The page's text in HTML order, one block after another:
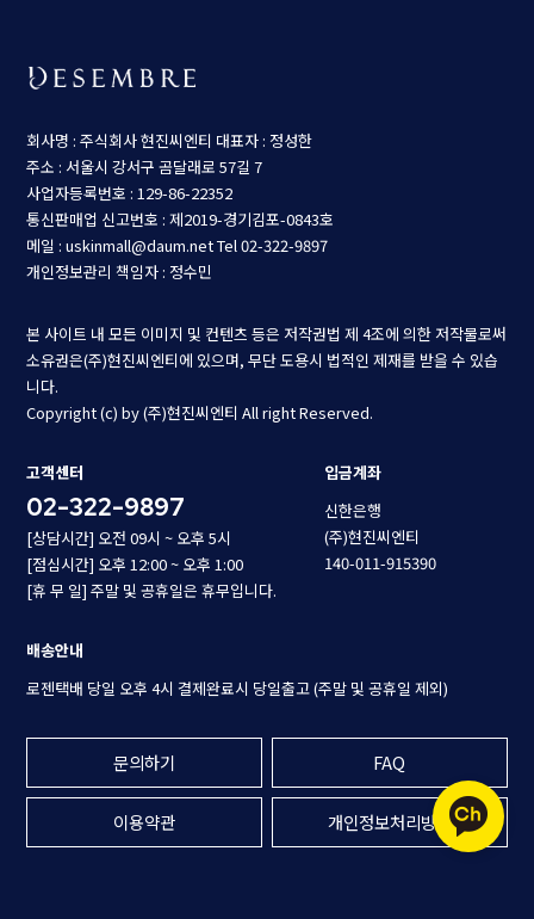
회사명 : 주식회사 현진씨엔티 대표자 : 정성한
주소 : 서울시 강서구 곰달래로 57길 7
사업자등록번호 : 129-86-22352
통신판매업 신고번호 : 제2019-경기김포-0843호
메일 : uskinmall@daum.netTel 02-322-9897
개인정보관리 책임자 : 정수민
본 사이트 내 모든 이미지 및 컨텐츠 등은 저작권법 제 4조에 의한 저작물로써
소유권은(주)현진씨엔티에 있으며, 무단 도용시 법적인 제재를 받을 수 있습
니다.
Copyright (c) by (주)현진씨엔티 All right Reserved.
고객센터
02-322-9897
[상담시간] 오전 09시 ~ 오후 5시
[점심시간] 오후 12:00 ~ 오후 1:00
[휴 무 일] 주말 및 공휴일은 휴무입니다.
입금계좌
신한은행
(주)현진씨엔티
140-011-915390
배송안내
로젠택배 당일 오후 4시 결제완료시 당일출고 (주말 및 공휴일 제외)
문의하기 FAQ
이용약관 개인정보처리방침